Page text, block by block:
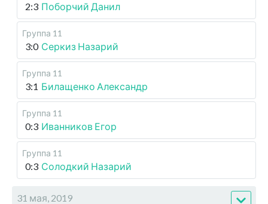
2:3 Поборчий Данил
Группа 11
3:0 Серкиз Назарий
Группа 11
3:1 Билащенко Александр
Группа 11
0:3 Иванников Егор
Группа 11
0:3 Солодкий Назарий
31 мая, 2019